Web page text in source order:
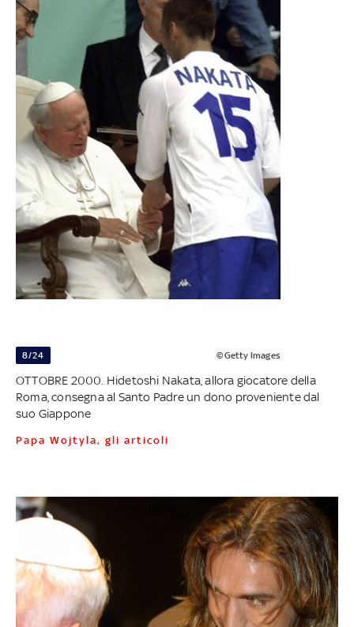
8/24 ©Getty Images
OTTOBRE 2000. Hidetoshi Nakata, allora giocatore della
Roma, consegna al Santo Padre un dono proveniente dal
suo Giappone
Papa Wojtyla, gli articoli